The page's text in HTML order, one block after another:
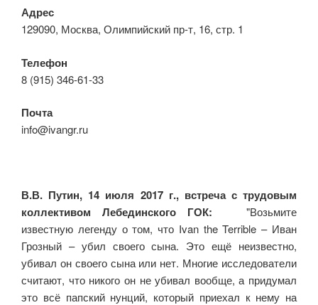
Адрес
129090, Москва, Олимпийский пр-т, 16, стр. 1
Телефон
8 (915) 346-61-33
Почта
info@ivangr.ru
В.В. Путин, 14 июля 2017 г., встреча с трудовым
коллективом Лебединского ГОК: "Возьмите
известную легенду о том, что Ivan the Terrible – Иван
Грозный – убил своего сына. Это ещё неизвестно,
убивал он своего сына или нет. Многие исследователи
считают, что никого он не убивал вообще, а придумал
это всё папский нунций, который приехал к нему на